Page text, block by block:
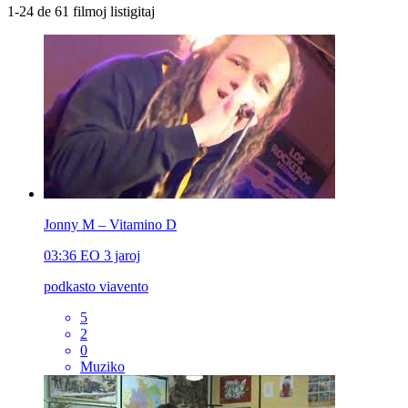
1-24 de 61 filmoj listigitaj
Jonny M – Vitamino D
03:36 EO 3 jaroj
podkasto viavento
5
2
0
Muziko